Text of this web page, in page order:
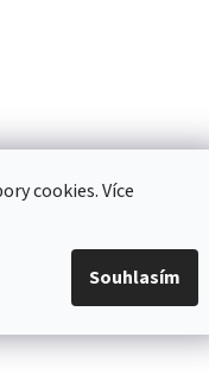
cookies. Více
Souhlasím